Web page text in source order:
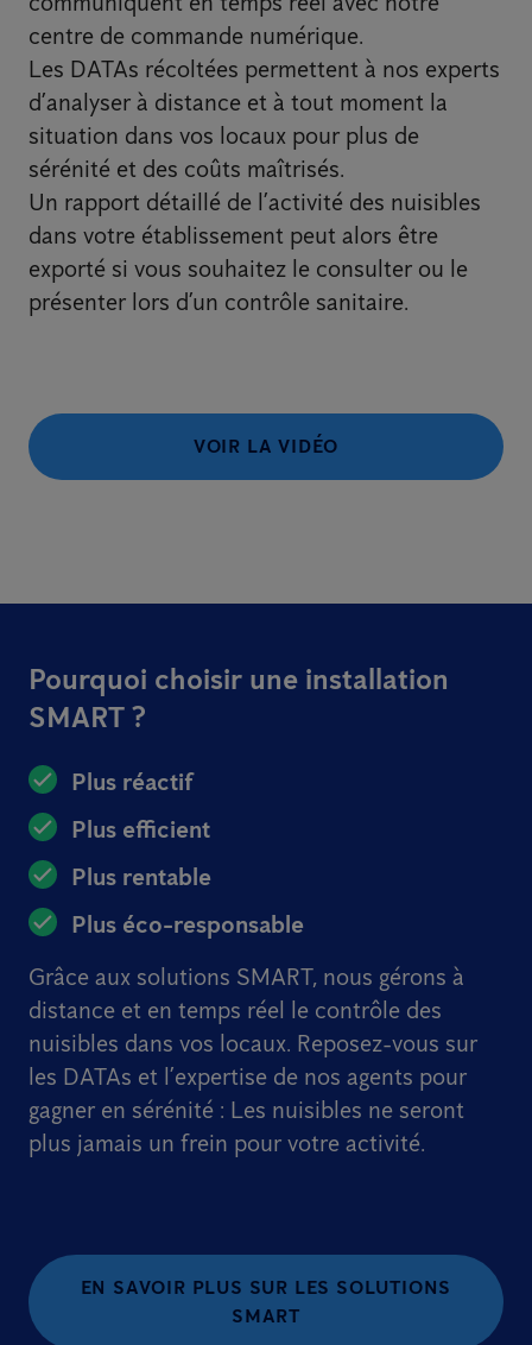
centre de commande numérique.
Les DATAs récoltées permettent à nos experts
d’analyser à distance et à tout moment la
situation dans vos locaux pour plus de
sérénité et des coûts maîtrisés.
Un rapport détaillé de l’activité des nuisibles
dans votre établissement peut alors être
exporté si vous souhaitez le consulter ou le
présenter lors d’un contrôle sanitaire.
VOIR LA VIDÉO
Pourquoi choisir une installation
SMART ?
Plus réactif
Plus efficient
Plus rentable
Plus éco-responsable
Grâce aux solutions SMART, nous gérons à
distance et en temps réel le contrôle des
nuisibles dans vos locaux. Reposez-vous sur
les DATAs et l’expertise de nos agents pour
gagner en sérénité : Les nuisibles ne seront
plus jamais un frein pour votre activité.
EN SAVOIR PLUS SUR LES SOLUTIONS
SMART